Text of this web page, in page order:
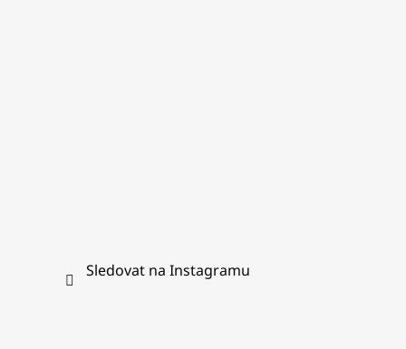
Sledovat na Instagramu